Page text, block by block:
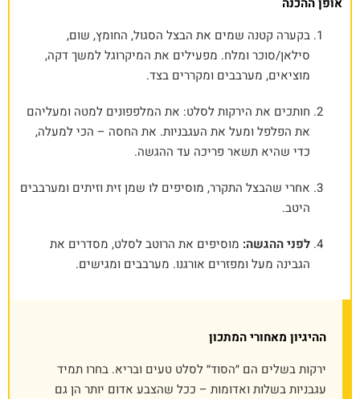
בקערה קטנה שמים את הבצל הסגול, החומץ, שום,
סילאן/סוכר ומלח. מפעילים את המיקרוגל למשך דקה,
מוציאים, מערבבים ומקררים בצד.
חותכים את הירקות לסלט: את המלפפונים למטה ומעליהם
את הפלפל ומעל את העגבניות. את החסה – הכי למעלה,
כדי שהיא תשאר פריכה עד ההגשה.
אחרי שהבצל התקרר, מוסיפים לו שמן זית וזיתים ומערבבים
היטב.
לפני ההגשה: מוסיפים את הרוטב לסלט, מסדרים את
הגבינה מעל ומפזרים אורגנו. מערבבים ומגישים.
ההיגיון מאחורי המתכון
ירקות בשלים הם ״הסוד״ לסלט טעים ובריא. בחרו תמיד
עגבניות בשלות ואדומות – ככל שהצבע אדום יותר הן גם